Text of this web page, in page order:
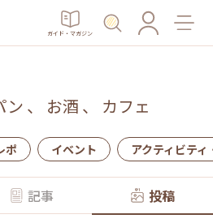
ガイド・マガジン
ン 、 お酒 、 カフェ
ポ イベント アクティビティ
記事 投稿